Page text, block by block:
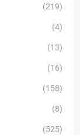
(219)
(4)
(13)
(16)
(158)
(8)
(525)